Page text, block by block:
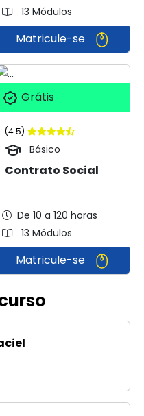
13 Módulos
Matricule-se
Grátis
(4.5)
Básico
Contrato Social
De 10 a 120 horas
13 Módulos
Matricule-se